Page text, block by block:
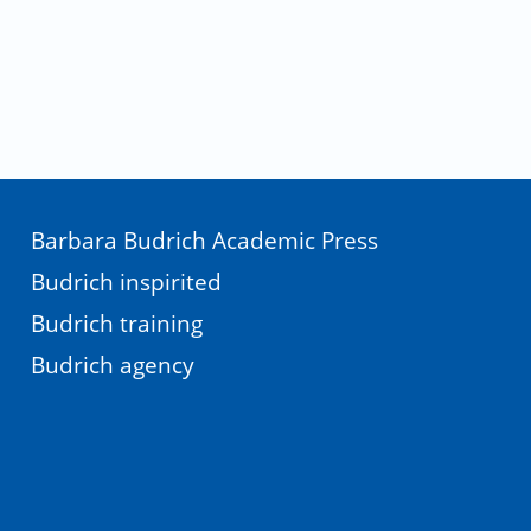
Barbara Budrich Academic Press
Budrich inspirited
Budrich training
Budrich agency